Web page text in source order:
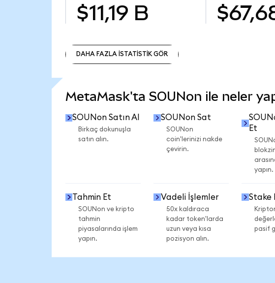
$11,19 B
DAHA FAZLA İSTATİSTİK GÖR
MetaMask'ta SOUNon ile neler
SOUNon Satın Al
Birkaç dokunuşla
satın alın.
SOUNon Sat
SOUNon
coin'lerinizi nakde
çevirin.
Et
yapın.
Tahmin Et
SOUNon ve kripto
tahmin
piyasalarında işlem
yapın.
Vadeli İşlemler
50x kaldıraca
kadar token'larda
uzun veya kısa
pozisyon alın.
Stake
pasif